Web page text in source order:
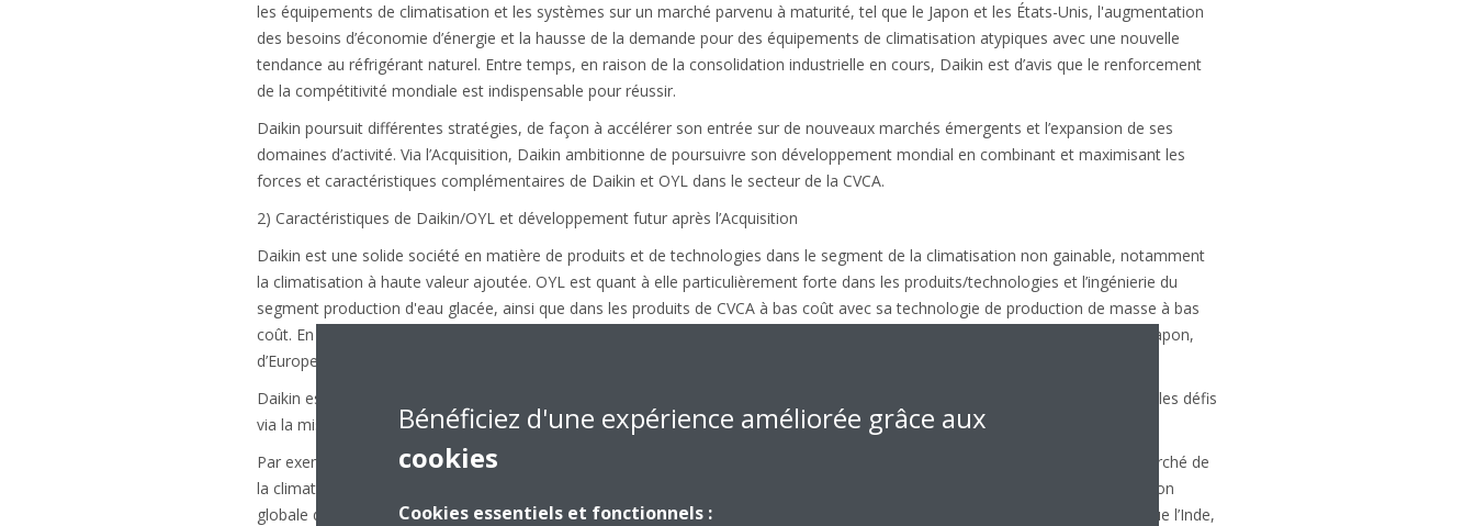
les équipements de climatisation et les systèmes sur un marché parvenu à maturité, tel que le Japon et les États-Unis, l'augmentation
des besoins d’économie d’énergie et la hausse de la demande pour des équipements de climatisation atypiques avec une nouvelle
tendance au réfrigérant naturel. Entre temps, en raison de la consolidation industrielle en cours, Daikin est d’avis que le renforcement
de la compétitivité mondiale est indispensable pour réussir.
Daikin poursuit différentes stratégies, de façon à accélérer son entrée sur de nouveaux marchés émergents et l’expansion de ses
domaines d’activité. Via l’Acquisition, Daikin ambitionne de poursuivre son développement mondial en combinant et maximisant les
forces et caractéristiques complémentaires de Daikin et OYL dans le secteur de la CVCA.
2) Caractéristiques de Daikin/OYL et développement futur après l’Acquisition
Daikin est une solide société en matière de produits et de technologies dans le segment de la climatisation non gainable, notamment
la climatisation à haute valeur ajoutée. OYL est quant à elle particulièrement forte dans les produits/technologies et l’ingénierie du
segment production d'eau glacée, ainsi que dans les produits de CVCA à bas coût avec sa technologie de production de masse à bas
coût. En outre, en ce qui concerne la présence régionale des deux parties, Daikin est fortement implantée sur les marchés du Japon,
d’Europe et d’Asie, tandis qu’OYL bénéficie d'une solide présence en Amérique du Nord et en Asie.
Daikin est d'avis que l’Acquisition permettra aussi bien à Daikin qu’à OYL de renforcer encore plus ces points forts et de relever les défis
via la mise à profit de leur complémentarité.
Par exemple, l’Acquisition permettra à Daikin d’entrer véritablement sur le marché nord-américain, c'est-à-dire le plus grand marché de
la climatisation que Daikin a pénétré l’année dernière avec ses produits gainables, ainsi que d’étendre ses activités à la production
globale d'eau glacée dominée par la concurrence américaine. En outre, la pénétration de nouveaux marchés émergents, tels que l’Inde,
Bénéficiez d'une expérience améliorée grâce aux
cookies
Cookies essentiels et fonctionnels :